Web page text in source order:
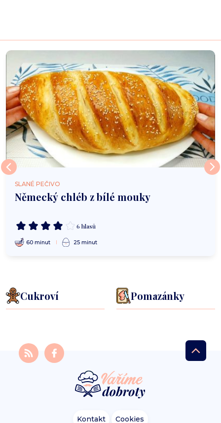
SLANÉ PEČIVO
Německý chléb z bílé mouky
6 hlasů
60 minut 25 minut
Cukroví Pomazánky
Kontakt Cookies